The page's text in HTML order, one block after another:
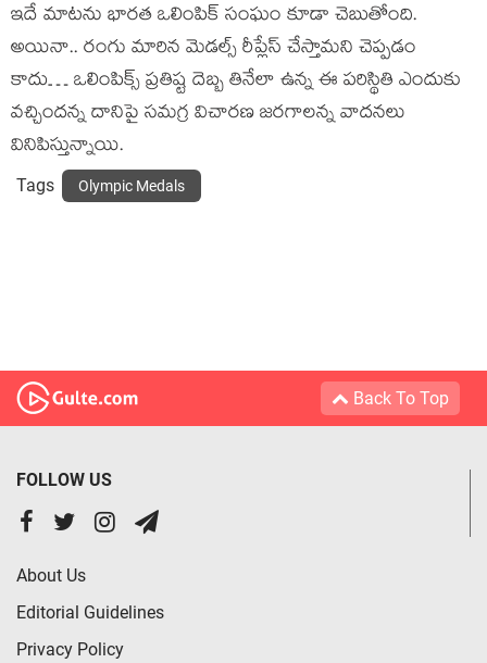
ఇదే మాటను భారత ఒలింపిక్ సంఘం కూడా చెబుతోంది.
అయినా.. రంగు మారిన మెడల్స్ రీప్లేస్ చేస్తామని చెప్పడం
కాదు… ఒలింపిక్స్ ప్రతిష్ట దెబ్బ తినేలా ఉన్న ఈ పరిస్థితి ఎందుకు
వచ్చిందన్న దానిపై సమగ్ర విచారణ జరగాలన్న వాదనలు
వినిపిస్తున్నాయి.
Tags Olympic Medals
Back To Top
FOLLOW US
About Us
Editorial Guidelines
Privacy Policy